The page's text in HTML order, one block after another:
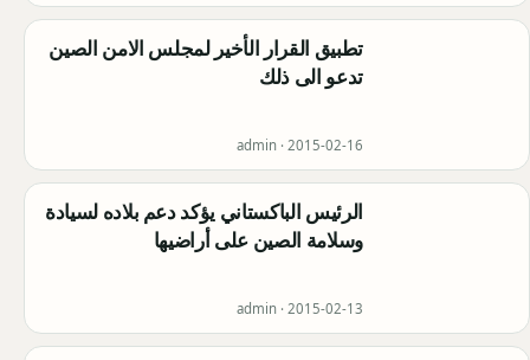
تطبيق القرار الأخير لمجلس الامن الصين
تدعو الى ذلك
admin · 2015-02-16
الرئيس الباكستاني يؤكد دعم بلاده لسيادة
وسلامة الصين على أراضيها
admin · 2015-02-13